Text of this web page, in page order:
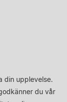
din upplevelse.
du vår